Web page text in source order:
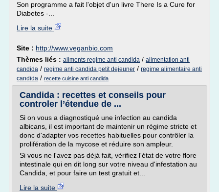
Son programme a fait l'objet d'un livre There Is a Cure for
Diabetes -...
Lire la suite
Site : http://www.veganbio.com
Thèmes liés : aliments regime anti candida / alimentation anti
candida / regime anti candida petit dejeuner / regime alimentaire anti
candida / recette cuisine anti candida
Candida : recettes et conseils pour
controler l’étendue de ...
Si on vous a diagnostiqué une infection au candida
albicans, il est important de maintenir un régime stricte et
donc d'adapter vos recettes habituelles pour contrôler la
prolifération de la mycose et réduire son ampleur.
Si vous ne l'avez pas déjà fait, vérifiez l'état de votre flore
intestinale qui en dit long sur votre niveau d'infestation au
Candida, et pour faire un test gratuit et...
Lire la suite